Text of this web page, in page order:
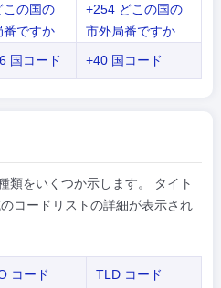
この国の
番ですか
+254 どこの国の
市外局番ですか
国コード +40 国コード
類をいくつか示します。 タイト
コードリストの詳細が表示され
コード TLD コード